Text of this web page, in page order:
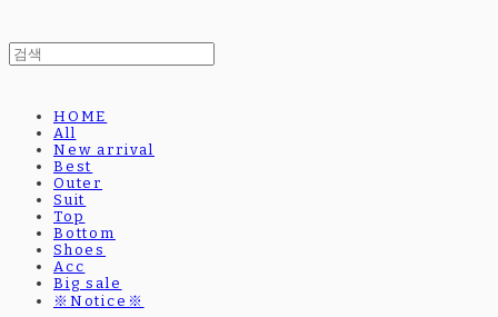
HOME
All
New arrival
Best
Outer
Suit
Top
Bottom
Shoes
Acc
Big sale
※Notice※